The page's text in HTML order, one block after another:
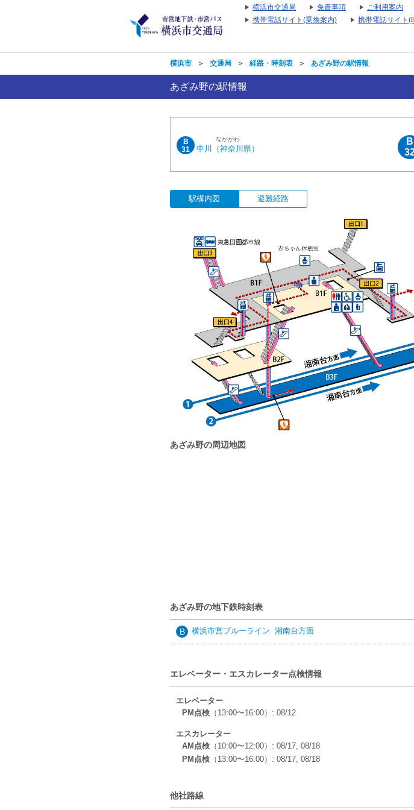
横浜市交通局 免責事項 ご利用案内
携帯電話サイト(乗換案内)
携帯電話サイト(
横浜市 ＞ 交通局 ＞ 経路・時刻表 ＞ あざみ野の駅情報
あざみ野の駅情報
B
31
なかがわ
中川（神奈川県）
B
駅構内図 避難経路
あざみ野の周辺地図
あざみ野の地下鉄時刻表
B 横浜市営ブルーライン 湘南台方面
エレベーター・エスカレーター点検情報
エレベーター
PM点検 （13:00〜16:00）: 08/12
エスカレーター
AM点検 （10:00〜12:00）: 08/17, 08/18
PM点検 （13:00〜16:00）: 08/17, 08/18
他社路線